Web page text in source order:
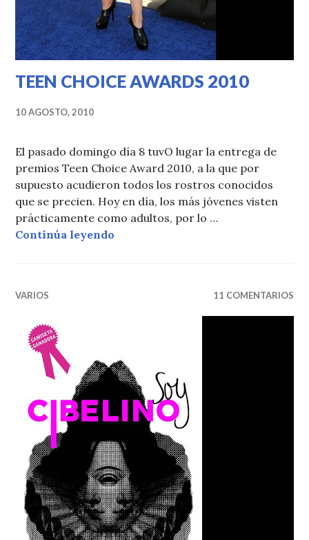
TEEN CHOICE AWARDS 2010
10 AGOSTO, 2010
El pasado domingo día 8 tuvO lugar la entrega de
premios Teen Choice Award 2010, a la que por
supuesto acudieron todos los rostros conocidos
que se precien. Hoy en día, los más jóvenes visten
prácticamente como adultos, por lo …
Continúa leyendo
VARIOS 11 COMENTARIOS